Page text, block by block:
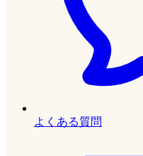
よくある質問